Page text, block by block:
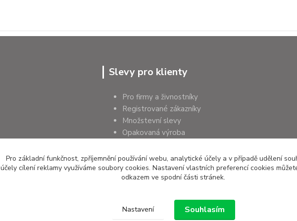
Slevy pro klienty
Pro firmy a živnostníky
Registrované zákazníky
Množstevní slevy
Opakovaná výroba
Pro základní funkčnost, zpříjemnění používání webu, analytické účely a v případě udělení
účely cílení reklamy využíváme soubory cookies. Nastavení vlastních preferencí cookies
odkazem ve spodní části stránek.
Nastavení Souhlasím